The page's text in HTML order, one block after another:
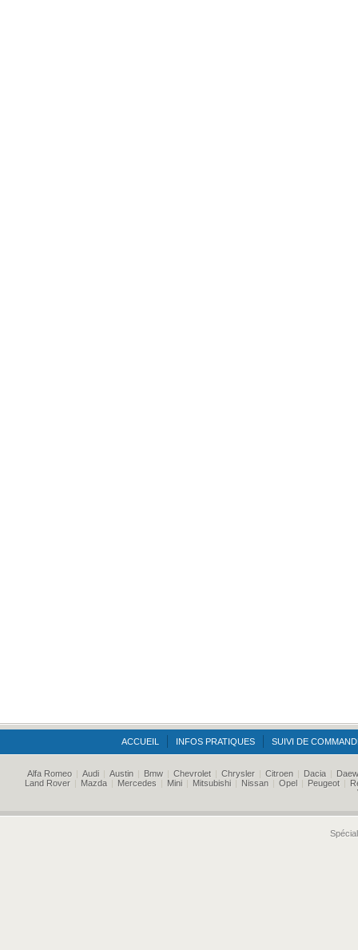
ACCUEIL INFOS PRATIQUES SUIVI DE
Alfa Romeo | Audi | Austin | Bmw | Chevrolet | Chrysler | Citroen | Dacia |
Land Rover | Mazda | Mercedes | Mini | Mitsubishi | Nissan | Opel | Peugeot |